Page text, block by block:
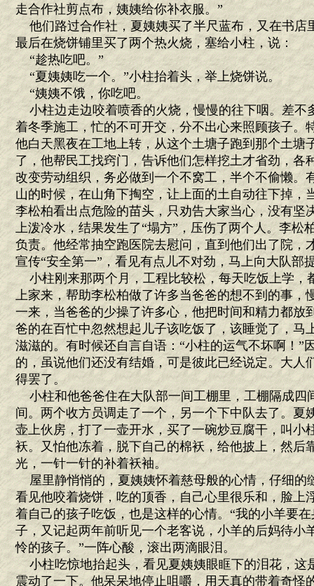
走合作社剪点布，姨姨给你补衣服。”
他们路过合作社，夏姨姨买了半尺蓝布，又在书店
最后在烧饼铺里买了两个热火烧，塞给小柱，说：
“趁热吃吧。”
“夏姨姨吃一个。”小柱抬着头，举上烧饼说。
“姨姨不饿，你吃吧。
小柱边走边咬着喷香的火烧，慢慢的往下咽。差不
着冬季施工，忙的不可开交，分不出心来照顾孩子。
他白天黑夜在工地上转，从这个土塘子跑到那个土塘
了，他帮民工找窍门，告诉他们怎样挖土才省劲，各
改变劳动组织，务必做到一个不窝工，半个不偷懒。
山的时候，在山角下掏空，让上面的土自动往下掉，
李松柏看出点危险的苗头，只劝告大家当心，没有坚
上泼冷水，结果发生了“塌方”，压伤了两个人。李松
负责。他经常抽空跑医院去慰问，直到他们出了院，
宣传“安全第一”，看见有点儿不对劲，马上向大队部
小柱刚来那两个月，工程比较松，每天吃饭上学，
上家来，帮助李松柏做了许多当爸爸的想不到的事，
一来，当爸爸的少操了许多心，他把时间和精力都放
爸的在百忙中忽然想起儿子该吃饭了，该睡觉了，马
滋滋的。有时候还自言自语：“小柱的运气不坏啊！”
的，虽说他们还没有结婚，可是彼此已经说定。大人
得罢了。
小柱和他爸爸住在大队部一间工棚里，工棚隔成四
间。两个收方员调走了一个，另一个下中队去了。夏
壶上伙房，打了一壶开水，买了一碗炒豆腐干，叫小
袄。又怕他冻着，脱下自己的棉袄，给他披上，然后
光，一针一针的补着袄袖。
屋里静悄悄的，夏姨姨怀着慈母般的心情，仔细的
看见他咬着烧饼，吃的顶香，自己心里很乐和，脸上
着自己的孩子吃饭，也是这样的心情。“我的小羊要
子，又记起两年前听见一个老客说，小羊的后妈待小
怜的孩子。”一阵心酸，滚出两滴眼泪。
小柱吃惊地抬起头，看见夏姨姨眼眶下的泪花，这
震动了一下。他呆呆地停止咀嚼，用天真的带着奇怪